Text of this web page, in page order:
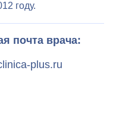
году.
почта врача:
plus.ru